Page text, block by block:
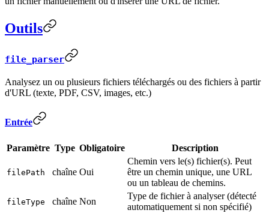
Outils
file_parser
Analysez un ou plusieurs fichiers téléchargés ou des fichiers à partir
d'URL (texte, PDF, CSV, images, etc.)
Entrée
Paramètre Type Obligatoire Description
filePath chaîne Oui
Chemin vers le(s) fichier(s). Peut
être un chemin unique, une URL
ou un tableau de chemins.
fileType chaîne Non
Type de fichier à analyser (détecté
automatiquement si non spécifié)